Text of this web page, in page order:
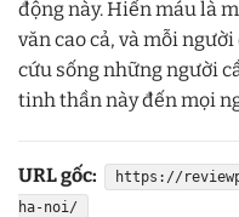
động này. Hiến máu là
văn cao cả, và mỗi
cứu sống những người
tinh thần này đến mọi
URL gốc:
https://
ha-noi/